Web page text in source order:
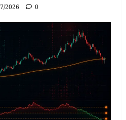
2026 0